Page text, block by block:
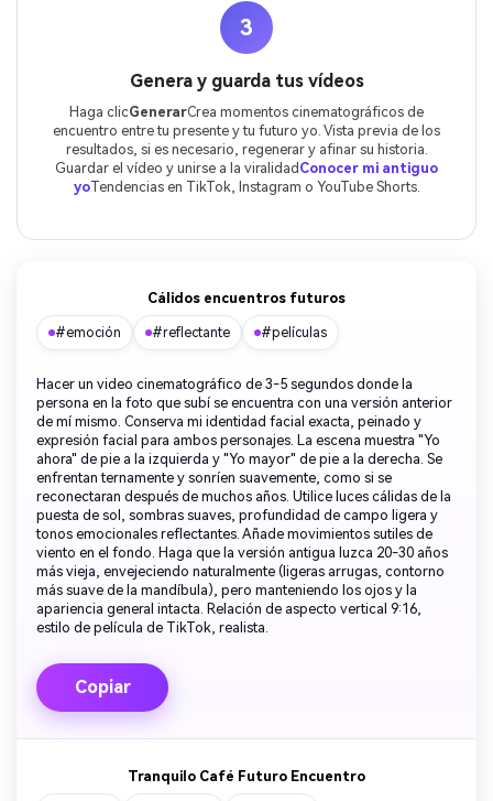
3
Genera y guarda tus vídeos
Haga clicGenerarCrea momentos cinematográficos de
encuentro entre tu presente y tu futuro yo. Vista previa de los
resultados, si es necesario, regenerar y afinar su historia.
Guardar el vídeo y unirse a la viralidad Conocer mi antiguo
yoTendencias en TikTok, Instagram o YouTube Shorts.
Cálidos encuentros futuros
#emoción #reflectante #películas
Hacer un video cinematográfico de 3-5 segundos donde la
persona en la foto que subí se encuentra con una versión anterior
de mí mismo. Conserva mi identidad facial exacta, peinado y
expresión facial para ambos personajes. La escena muestra "Yo
ahora" de pie a la izquierda y "Yo mayor" de pie a la derecha. Se
enfrentan ternamente y sonríen suavemente, como si se
reconectaran después de muchos años. Utilice luces cálidas de la
puesta de sol, sombras suaves, profundidad de campo ligera y
tonos emocionales reflectantes. Añade movimientos sutiles de
viento en el fondo. Haga que la versión antigua luzca 20-30 años
más vieja, envejeciendo naturalmente (ligeras arrugas, contorno
más suave de la mandíbula), pero manteniendo los ojos y la
apariencia general intacta. Relación de aspecto vertical 9:16,
estilo de película de TikTok, realista.
Copiar
Tranquilo Café Futuro Encuentro